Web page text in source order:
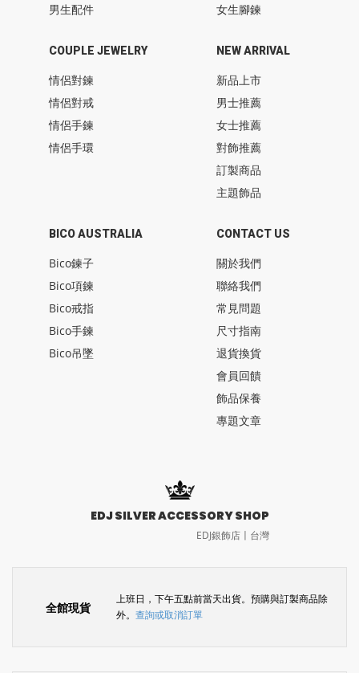
男生配件
女生腳鍊
COUPLE JEWELRY
情侶對鍊
情侶對戒
情侶手鍊
情侶手環
BICO AUSTRALIA
Bico鍊子
Bico項鍊
Bico戒指
Bico手鍊
Bico吊墜
NEW ARRIVAL
新品上市
男士推薦
女士推薦
對飾推薦
訂製商品
主題飾品
CONTACT US
關於我們
聯絡我們
常見問題
尺寸指南
退貨換貨
會員回饋
飾品保養
專題文章
EDJ SILVER ACCESSORY SHOP
EDJ銀飾店〡台灣
全館現貨
上班日，下午五點前當天出貨。預購與訂製商品除
外。 查詢或取消訂單